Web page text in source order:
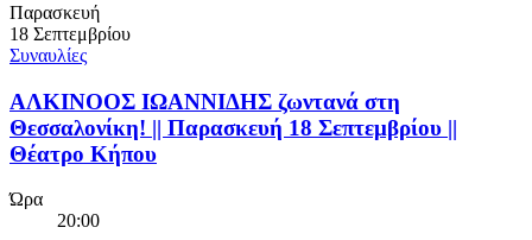
Παρασκευή
18 Σεπτεμβρίου
Συναυλίες
ΑΛΚΙΝΟΟΣ ΙΩΑΝΝΙΔΗΣ ζωντανά στη
Θεσσαλονίκη! || Παρασκευή 18 Σεπτεμβρίου ||
Θέατρο Κήπου
Ώρα
20:00